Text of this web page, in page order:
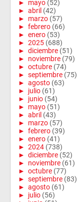
► mayo (52)
► abril (42)
► marzo (57)
► febrero (66)
► enero (53)
► 2025 (688)
► diciembre (51)
► noviembre (79)
► octubre (74)
► septiembre (75)
► agosto (63)
► julio (61)
► junio (54)
► mayo (51)
► abril (43)
► marzo (57)
► febrero (39)
► enero (41)
► 2024 (738)
► diciembre (52)
► noviembre (61)
► octubre (77)
► septiembre (83)
► agosto (61)
► julio (56)